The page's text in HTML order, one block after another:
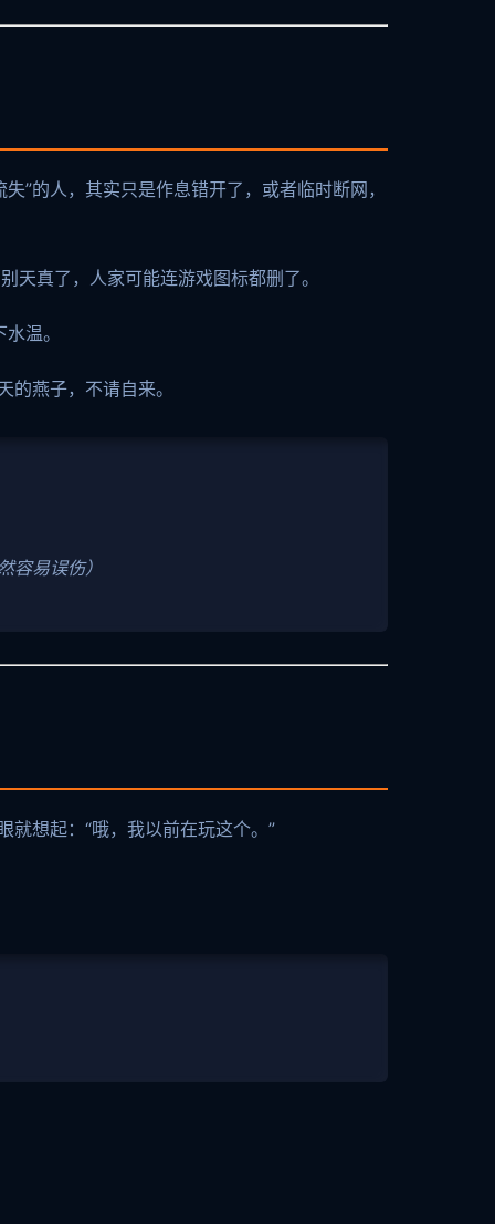
”的人，其实只是作息错开了，或者临时断网，
天真了，人家可能连游戏图标都删了。
温。
燕子，不请自来。
容易误伤）
就想起：“哦，我以前在玩这个。”